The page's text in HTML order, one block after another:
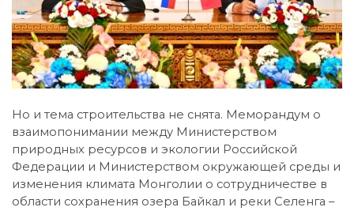
Но и тема строительства не снята. Меморандум о
взаимопонимании между Министерством
природных ресурсов и экологии Российской
Федерации и Министерством окружающей среды и
изменения климата Монголии о сотрудничестве в
области сохранения озера Байкал и реки Селенга –